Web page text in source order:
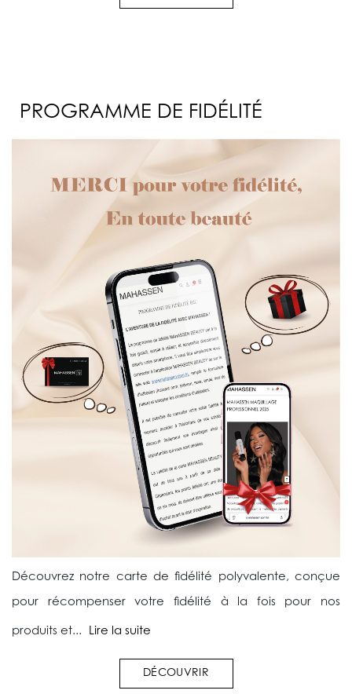
PROGRAMME DE FIDÉLITÉ
Découvrez notre carte de fidélité polyvalente, conçue
pour récompenser votre fidélité à la fois pour nos
produits et... Lire la suite
DÉCOUVRIR